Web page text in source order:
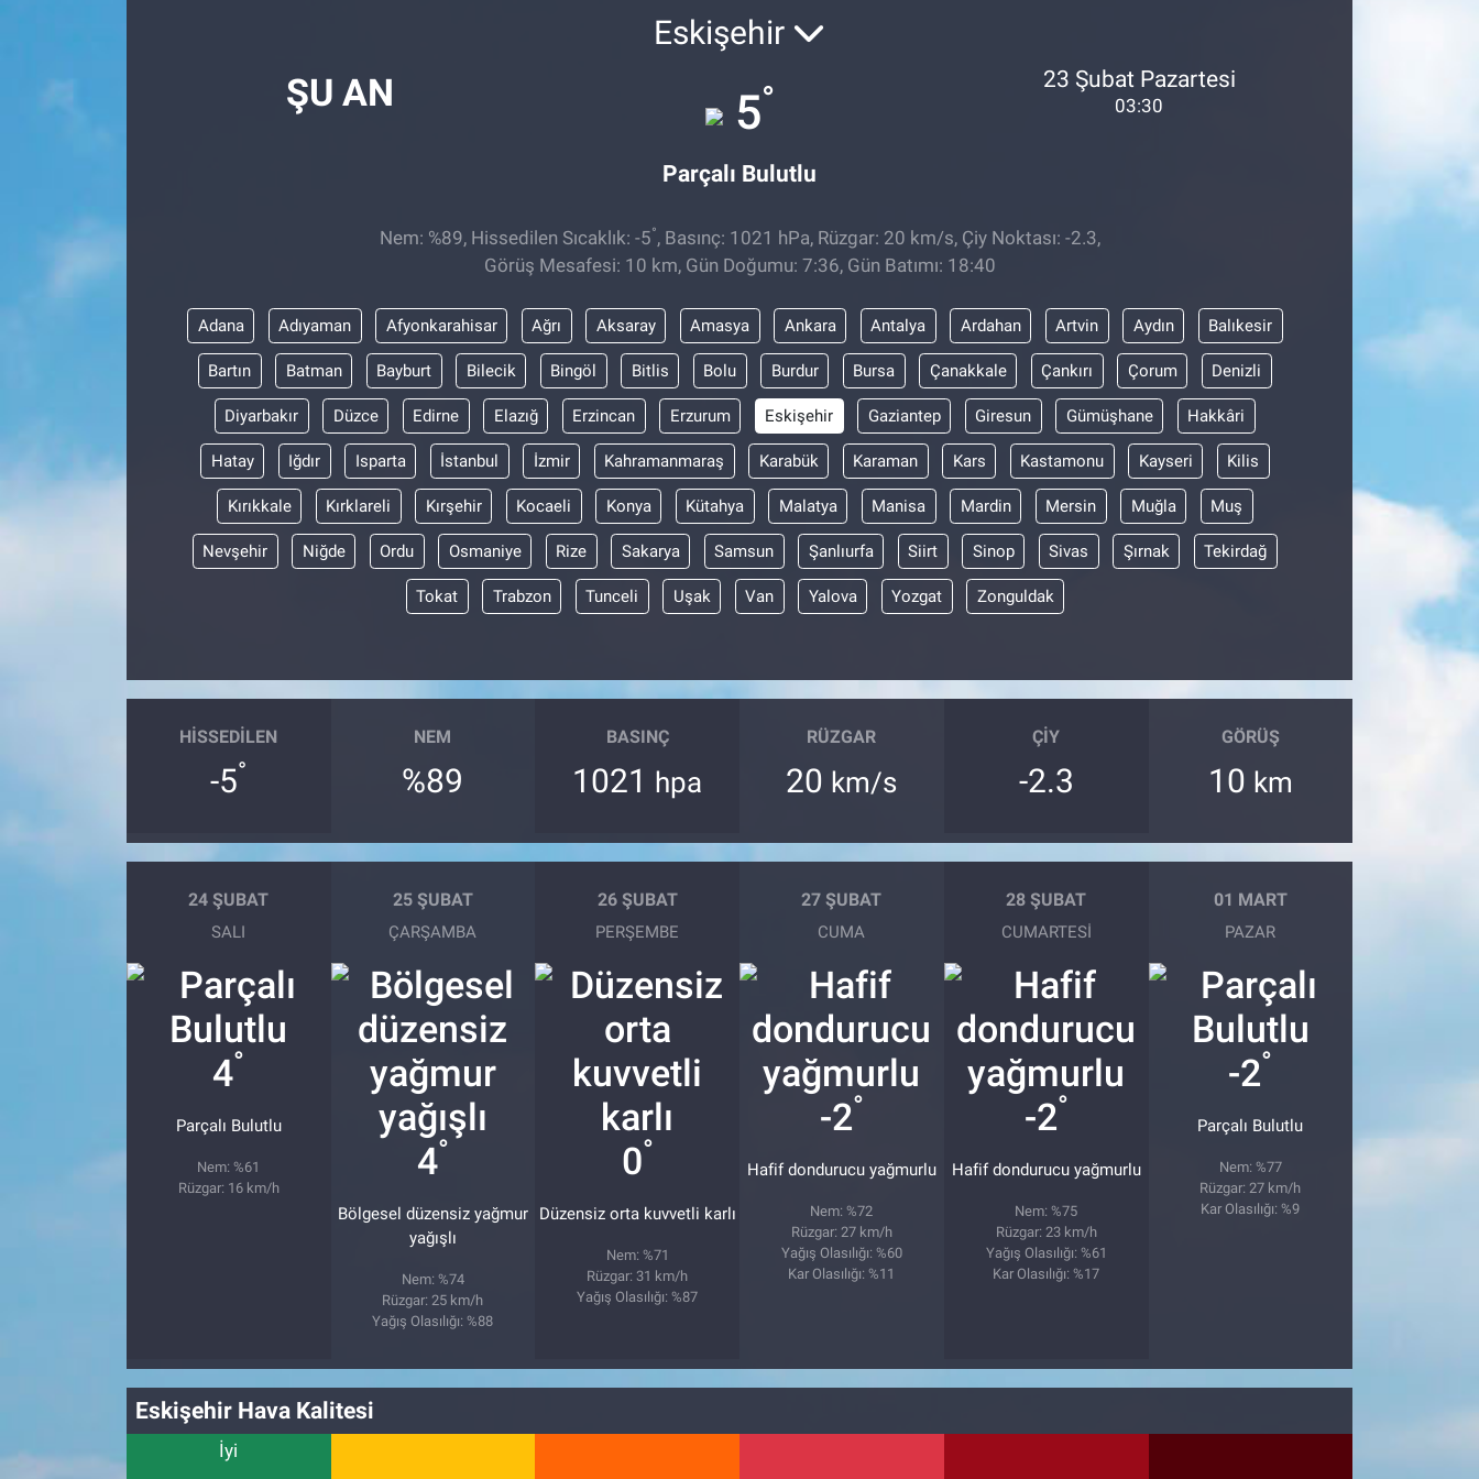
ŞU AN
Eskişehir
5°
Parçalı Bulutlu
23 Şubat Pazartesi
03:30
Nem: %89, Hissedilen Sıcaklık: -5°, Basınç: 1021 hPa, Rüzgar: 20 km/s, Çiy Noktası: -2.3,
Görüş Mesafesi: 10 km, Gün Doğumu: 7:36, Gün Batımı: 18:40
Adana Adıyaman Afyonkarahisar Ağrı Aksaray Amasya Ankara Antalya Ardahan Artvin Aydın Balıkesir
Bartın Batman Bayburt Bilecik Bingöl Bitlis Bolu Burdur Bursa Çanakkale Çankırı Çorum Denizli
Diyarbakır Düzce Edirne Elazığ Erzincan Erzurum Eskişehir Gaziantep Giresun Gümüşhane Hakkâri
Hatay Iğdır Isparta İstanbul İzmir Kahramanmaraş Karabük Karaman Kars Kastamonu Kayseri Kilis
Kırıkkale Kırklareli Kırşehir Kocaeli Konya Kütahya Malatya Manisa Mardin Mersin Muğla Muş
Nevşehir Niğde Ordu Osmaniye Rize Sakarya Samsun Şanlıurfa Siirt Sinop Sivas Şırnak Tekirdağ
Tokat Trabzon Tunceli Uşak Van Yalova Yozgat Zonguldak
HISSEDILEN
-5°
NEM
%89
BASINÇ
1021 hpa
RÜZGAR
20 km/s
ÇIY
-2.3
GÖRÜŞ
10 km
24 ŞUBAT
SALI
4°
Parçalı Bulutlu
Nem: %61
Rüzgar: 16 km/h
25 ŞUBAT
ÇARŞAMBA
4°
Bölgesel düzensiz yağmur
yağışlı
Nem: %74
Rüzgar: 25 km/h
Yağış Olasılığı: %88
26 ŞUBAT
PERŞEMBE
0°
Düzensiz orta kuvvetli karlı
Nem: %71
Rüzgar: 31 km/h
Yağış Olasılığı: %87
27 ŞUBAT
CUMA
-2°
Hafif dondurucu yağmurlu
Nem: %72
Rüzgar: 27 km/h
Yağış Olasılığı: %60
Kar Olasılığı: %11
28 ŞUBAT
CUMARTESI
-2°
Hafif dondurucu yağmurlu
Nem: %75
Rüzgar: 23 km/h
Yağış Olasılığı: %61
Kar Olasılığı: %17
01 MART
PAZAR
-2°
Parçalı Bulutlu
Nem: %77
Rüzgar: 27 km/h
Kar Olasılığı: %9
Eskişehir Hava Kalitesi
İyi